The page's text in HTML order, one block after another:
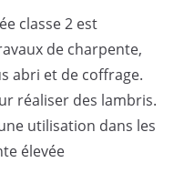
classe 2 est
de charpente,
abri et de coffrage.
réaliser des lambris.
utilisation dans les
élevée